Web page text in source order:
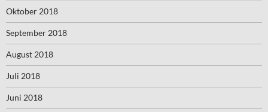
Oktober 2018
September 2018
August 2018
Juli 2018
Juni 2018